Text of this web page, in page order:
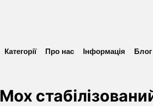
Категорії Про нас Інформація Блог
Мох